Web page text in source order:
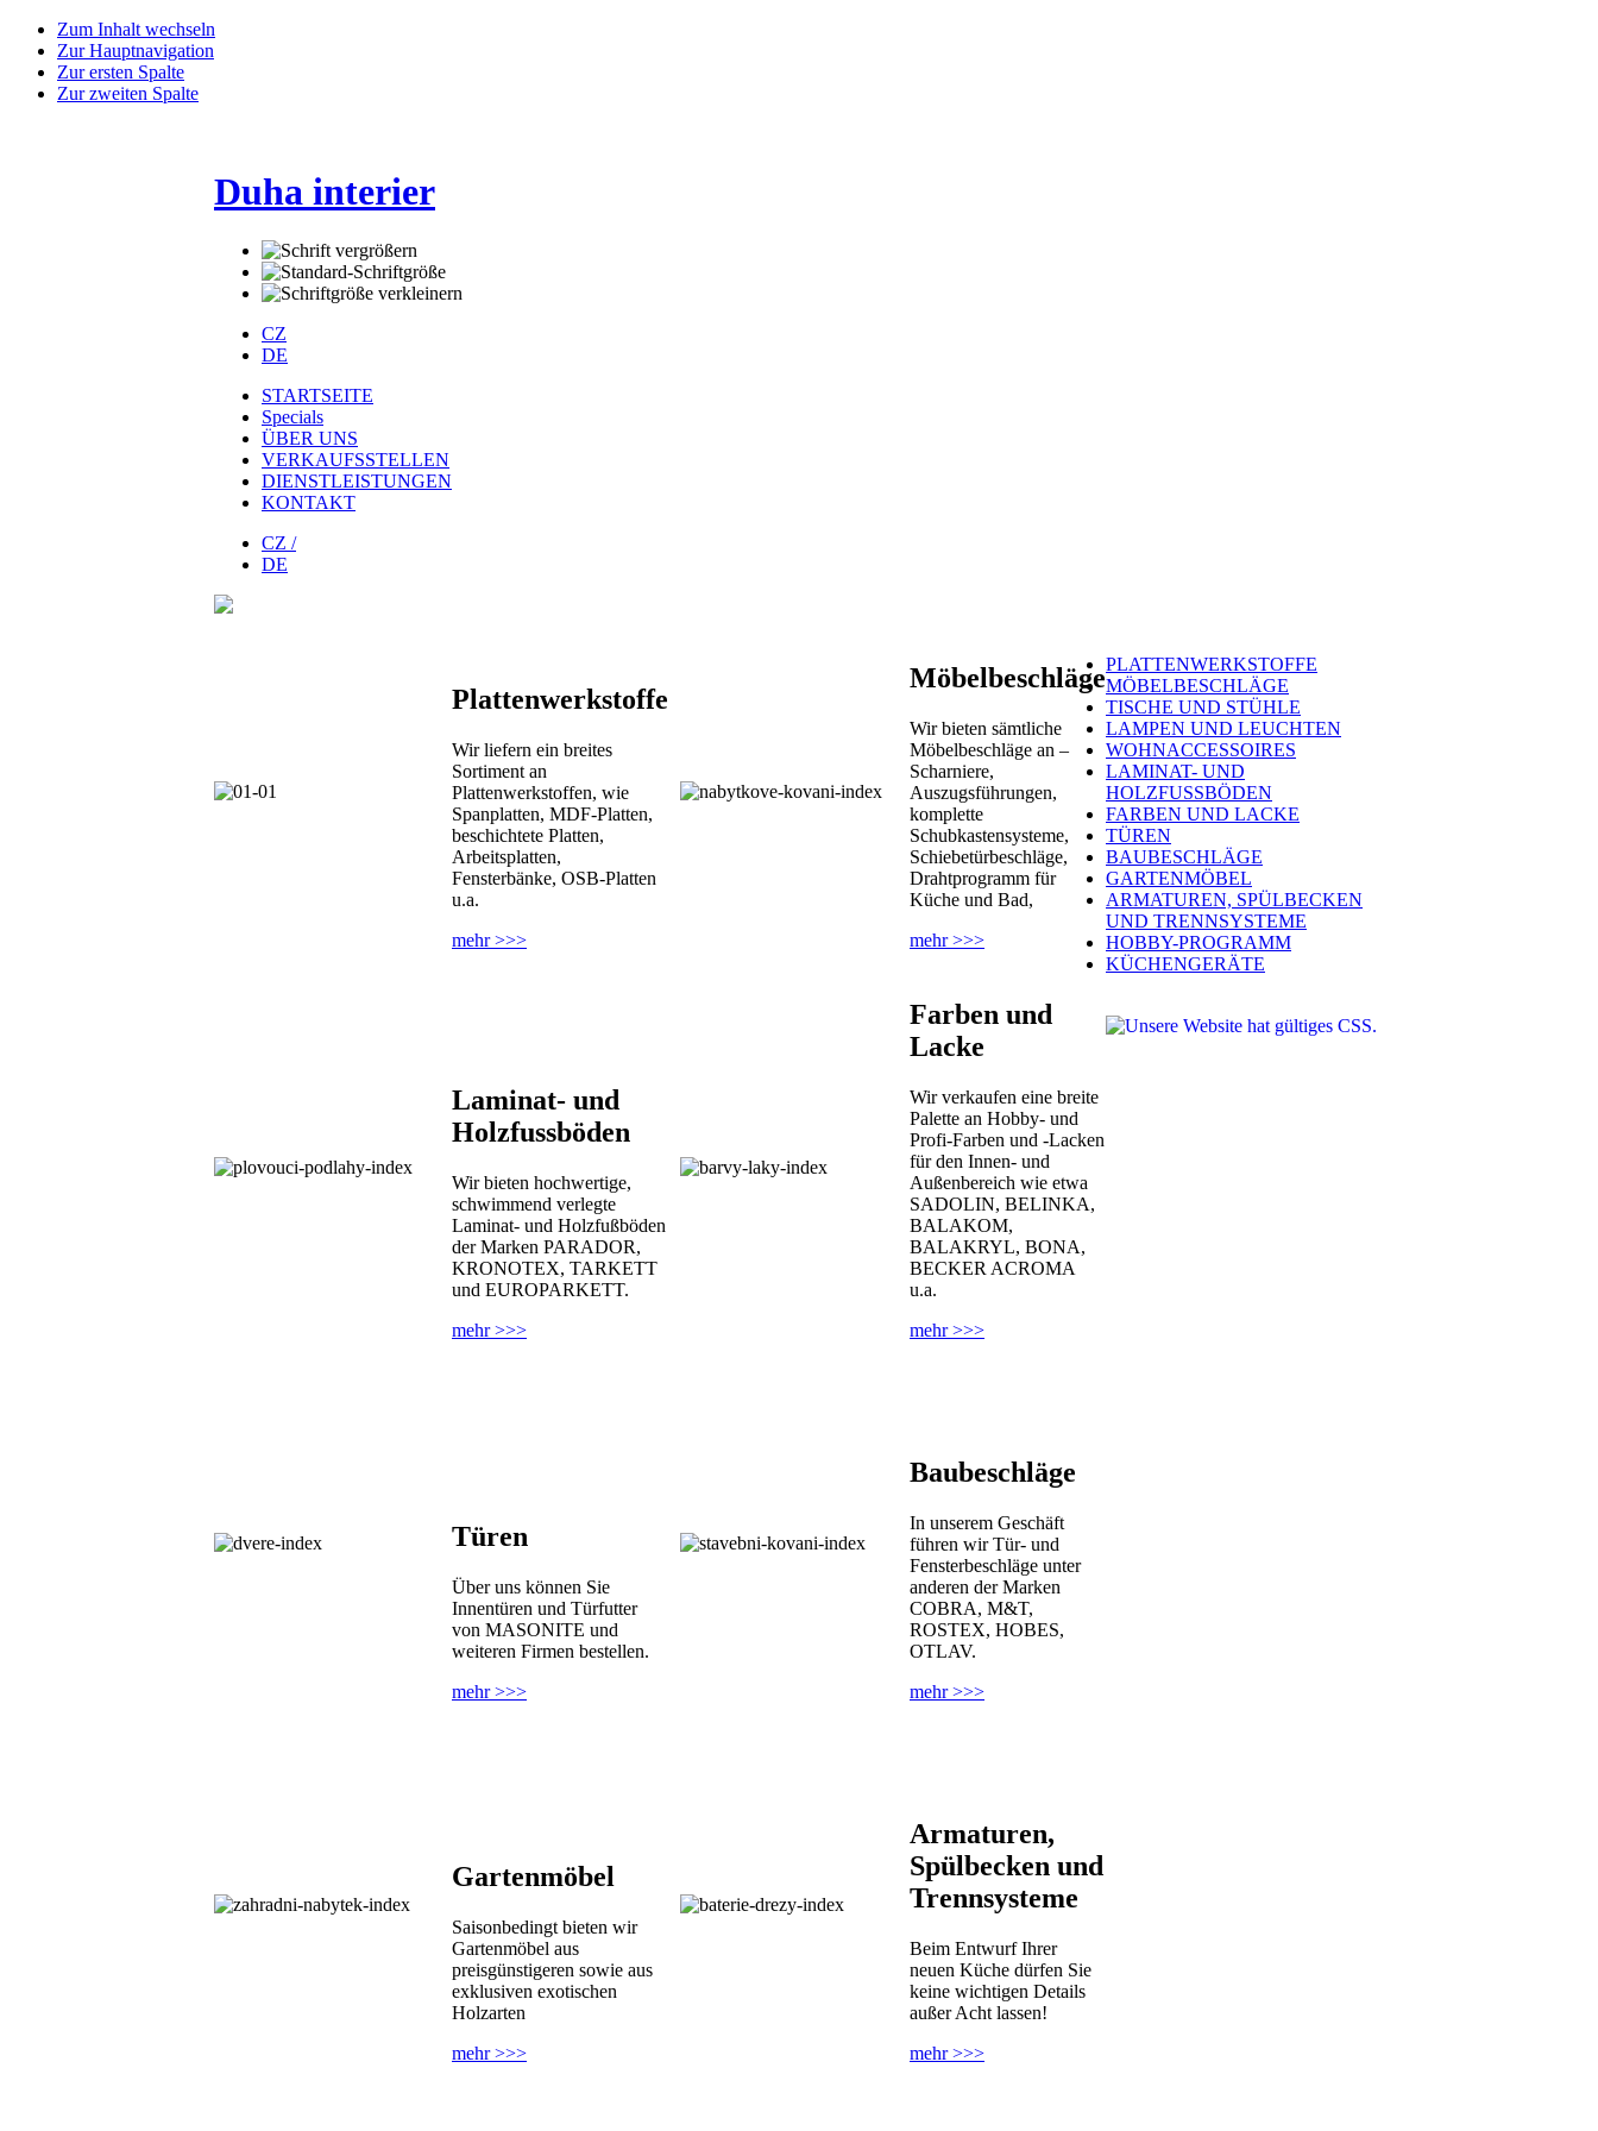
Zum Inhalt wechseln
Zur Hauptnavigation
Zur ersten Spalte
Zur zweiten Spalte
Duha interier
CZ
DE
STARTSEITE
Specials
ÜBER UNS
VERKAUFSSTELLEN
DIENSTLEISTUNGEN
KONTAKT
CZ /
DE
Plattenwerkstoffe
Wir liefern ein breites
Sortiment an
Plattenwerkstoffen, wie
Spanplatten, MDF-Platten,
beschichtete Platten,
Arbeitsplatten,
Fensterbänke, OSB-Platten
u.a.
mehr >>>
Möbelbeschläge
Wir bieten sämtliche
Möbelbeschläge an –
Scharniere,
Auszugsführungen,
komplette
Schubkastensysteme,
Schiebetürbeschläge,
Drahtprogramm für
Küche und Bad,
mehr >>>
Laminat- und
Holzfussböden
Wir bieten hochwertige,
schwimmend verlegte
Laminat- und Holzfußböden
der Marken PARADOR,
KRONOTEX, TARKETT
und EUROPARKETT.
mehr >>>
Farben und
Lacke
Wir verkaufen eine breite
Palette an Hobby- und
Profi-Farben und -Lacken
für den Innen- und
Außenbereich wie etwa
SADOLIN, BELINKA,
BALAKOM,
BALAKRYL, BONA,
BECKER ACROMA
u.a.
mehr >>>
Türen
Über uns können Sie
Innentüren und Türfutter
von MASONITE und
weiteren Firmen bestellen.
mehr >>>
Baubeschläge
In unserem Geschäft
führen wir Tür- und
Fensterbeschläge unter
anderen der Marken
COBRA, M&T,
ROSTEX, HOBES,
OTLAV.
mehr >>>
Gartenmöbel
Saisonbedingt bieten wir
Gartenmöbel aus
preisgünstigeren sowie aus
exklusiven exotischen
Holzarten
mehr >>>
Armaturen,
Spülbecken und
Trennsysteme
Beim Entwurf Ihrer
neuen Küche dürfen Sie
keine wichtigen Details
außer Acht lassen!
mehr >>>
PLATTENWERKSTOFFE
MÖBELBESCHLÄGE
TISCHE UND STÜHLE
LAMPEN UND LEUCHTEN
WOHNACCESSOIRES
LAMINAT- UND
HOLZFUSSBÖDEN
FARBEN UND LACKE
TÜREN
BAUBESCHLÄGE
GARTENMÖBEL
ARMATUREN, SPÜLBECKEN
UND TRENNSYSTEME
HOBBY-PROGRAMM
KÜCHENGERÄTE